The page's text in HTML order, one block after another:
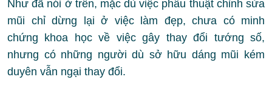
Như đã nói ở trên, mặc dù việc phẫu thuật chỉnh sửa
mũi chỉ dừng lại ở việc làm đẹp, chưa có minh
chứng khoa học về việc gây thay đổi tướng số,
nhưng có những người dù sở hữu dáng mũi kém
duyên vẫn ngại thay đổi.